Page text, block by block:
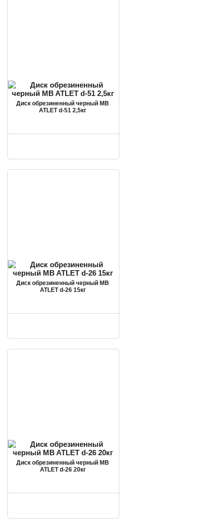
Диск обрезиненный черный MB
ATLET d-51 2,5кг
Диск обрезиненный черный MB
ATLET d-26 15кг
Диск обрезиненный черный MB
ATLET d-26 20кг